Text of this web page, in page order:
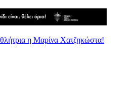
η Μαρίνα Χατζηκώστα!